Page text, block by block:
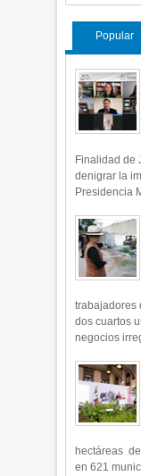
Popular
Finalidad de
denigrar la
Presidencia
trabajadores
dos cuartos
negocios
hectáreas
en 621